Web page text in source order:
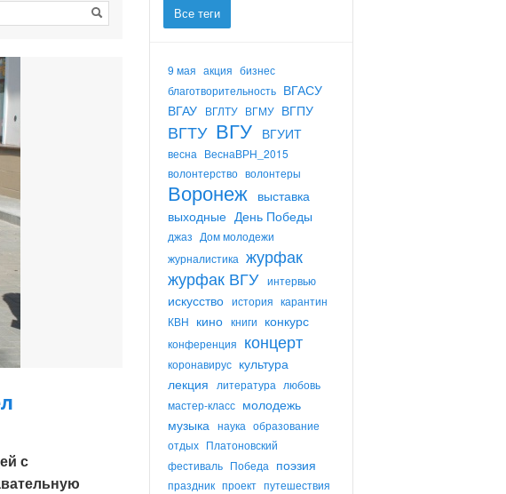
с
Все теги
9 мая акция бизнес
благотворительность ВГАСУ
ВГАУ ВГЛТУ ВГМУ ВГПУ
ВГТУ ВГУ ВГУИТ
весна ВеснаВРН_2015
волонтерство волонтеры
Воронеж выставка
выходные День Победы
джаз Дом молодежи
журналистика журфак
журфак ВГУ интервью
искусство история карантин
КВН кино книги конкурс
конференция концерт
коронавирус культура
лекция
литература любовь
мастер-класс молодежь
музыка наука образование
отдых Платоновский
фестиваль Победа поэзия
праздник проект путешествия